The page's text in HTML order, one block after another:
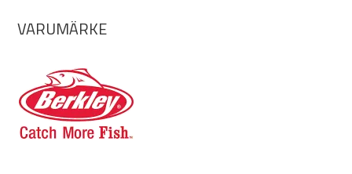
OBS!
själv hemma!
Gör en spolaxelknut och sätt en bit tejp över knuten.
Med detta knep slipper du risken att hela lin-paketet slirar på
spolen, ett fenomen som kan hända med alla flätade linor då dess
VARUMÄRKE